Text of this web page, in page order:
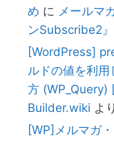
め に メールマ
ンSubscribe2』
[WordPress]
ルドの値を利用
方
Builder.wiki より
[WP]メルマガ